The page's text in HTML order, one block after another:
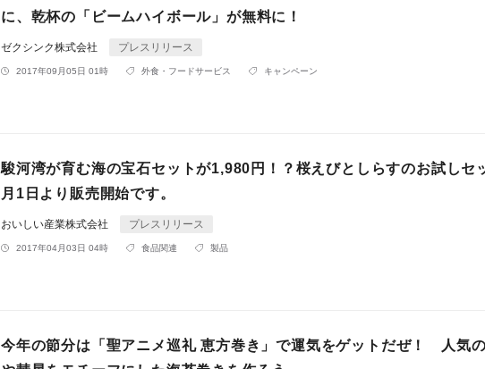
に、乾杯の「ビームハイボール」が無料に！
ゼクシンク株式会社 プレスリリース
2017年09月05日 01時 外食・フードサービス キャンペーン
駿河湾が育む海の宝石セットが1,980円！？桜えびとしらすのお試しセ
月1日より販売開始です。
おいしい産業株式会社 プレスリリース
2017年04月03日 04時 食品関連 製品
今年の節分は「聖アニメ巡礼 恵方巻き」で運気をゲットだぜ！ 人気